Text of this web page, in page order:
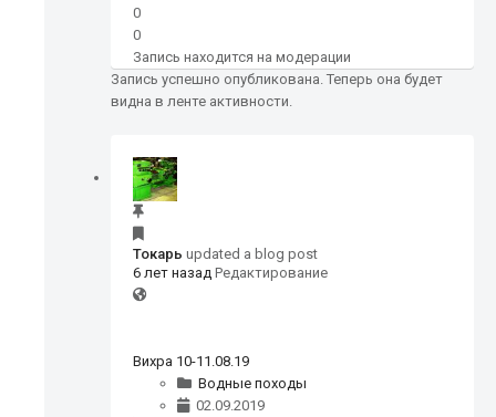
0
0
Запись находится на модерации
Запись успешно опубликована. Теперь она будет
видна в ленте активности.
Токарь updated a blog post
6 лет назад Редактирование
Вихра 10-11.08.19
Водные походы
02.09.2019